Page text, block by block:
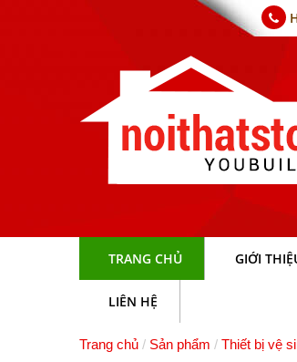
TRANG CHỦ GIỚI
LIÊN HỆ
Trang chủ Sản phẩm Thiết bị vệ